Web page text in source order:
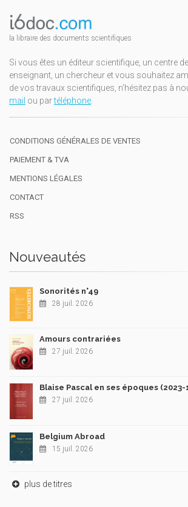
la libraire des documents scientifiques
Si vous êtes un éditeur scientifique, un centre
enseignant, un chercheur et vous souhaitez
de vos travaux scientifiques, n'hésitez pas à
mail ou partéléphone.
CONDITIONS GÉNÉRALES DE VENTES
PAIEMENT & TVA
MENTIONS LÉGALES
CONTACT
RSS
Nouveautés
Sonorités n°49
28 juil. 2026
Amours contrariées
27 juil. 2026
Blaise Pascal en ses époques (2023-
27 juil. 2026
Belgium Abroad
15 juil. 2026
plus de titres